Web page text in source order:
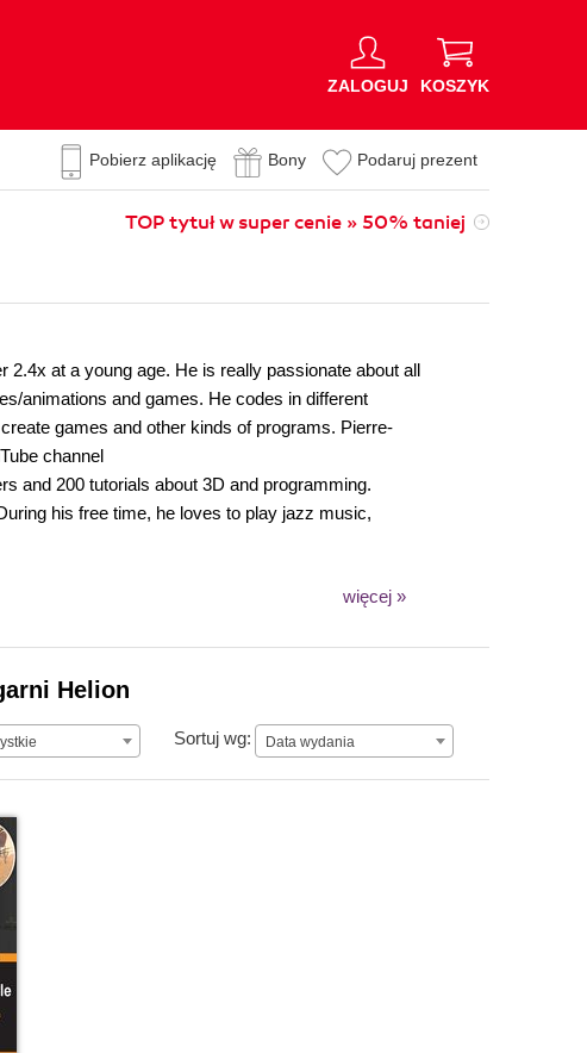
ZALOGUJ KOSZYK
Pobierz aplikację Bony Podaruj prezent
TOP tytuł w super cenie » 50% taniej
at a young age. He is really passionate about all
animations and games. He codes in different
games and other kinds of programs. Pierre-
channel
and 200 tutorials about 3D and programming.
his free time, he loves to play jazz music,
więcej »
Helion
Sortuj wg: Data wydania
Data wydania